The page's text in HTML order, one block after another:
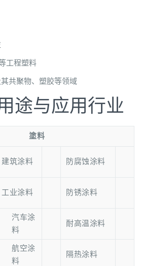
工程塑料
共聚物、塑胶等领域
途与应用行业
塗料
建筑涂料 防腐蚀涂料
工业涂料 防锈涂料
汽车涂
料
耐高温涂料
航空涂
料
隔热涂料